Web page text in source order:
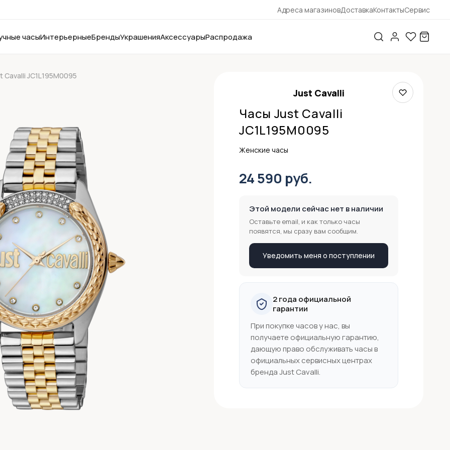
Адреса магазиновДоставкаКонтактыСервис
часыИнтерьерныеБрендыУкрашенияАксессуарыРаспродажа
Cavalli JC1L195M0095
Just Cavalli
Часы Just Cavalli
JC1L195M0095
Женские часы
24 590 руб.
Этой модели сейчас нет в наличии
Оставьте email, и как только часы
появятся, мы сразу вам сообщим.
Уведомить меня о поступлении
2 года официальной
гарантии
При покупке часов у нас, вы
получаете официальную гарантию,
дающую право обслуживать часы в
официальных сервисных центрах
бренда Just Cavalli.